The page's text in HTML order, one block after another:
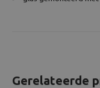
Gerelateerde